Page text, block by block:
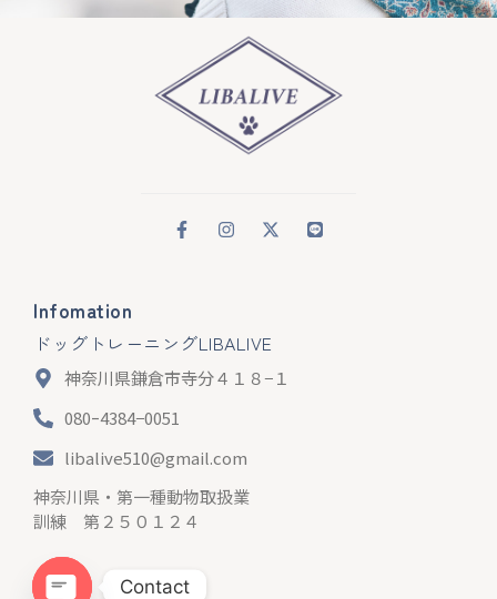
Infomation
ドッグトレーニングLIBALIVE
神奈川県鎌倉市寺分４１８−１
080ｰ4384−0051
libalive510@gmail.com
神奈川県・第一種動物取扱業
訓練 第２５０１２４
Menu
Contact